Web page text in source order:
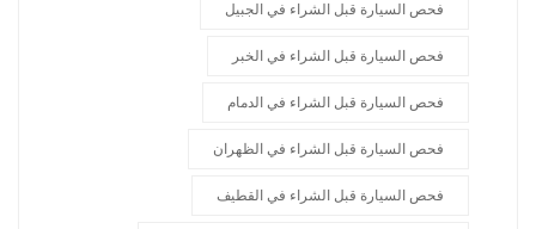
فحص السيارة قبل الشراء في الجبيل
فحص السيارة قبل الشراء في الخبر
فحص السيارة قبل الشراء في الدمام
فحص السيارة قبل الشراء في الظهران
فحص السيارة قبل الشراء في القطيف